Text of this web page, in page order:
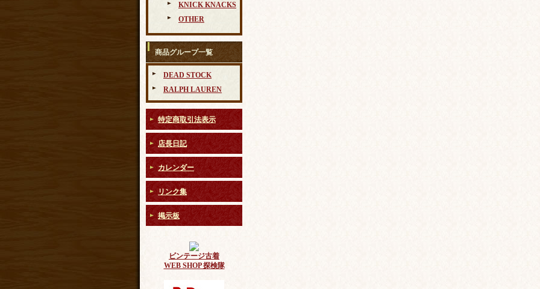
KNICK KNACKS
OTHER
商品グループ一覧
DEAD STOCK
RALPH LAUREN
特定商取引法表示
店長日記
カレンダー
リンク集
掲示板
ビンテージ古着
WEB SHOP 探検隊